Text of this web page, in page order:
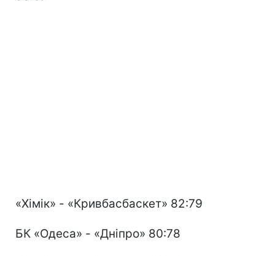
«Хімік» - «Кривбасбаскет» 82:79
БК «Одеса» - «Дніпро» 80:78